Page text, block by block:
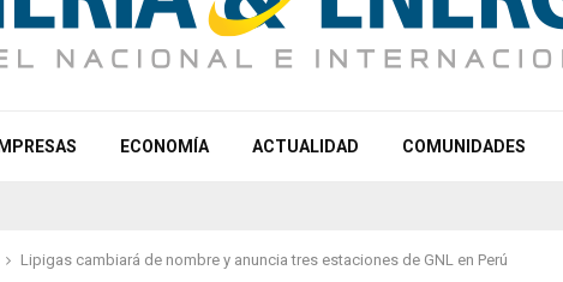
ECONOMÍA ACTUALIDAD COMUNIDADES
Lipigas cambiará de nombre y anuncia tres estaciones de GNL en Perú